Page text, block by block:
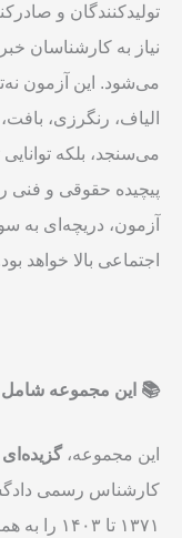
تولیدکنندگان و
نیاز به کارشناسان
می‌شود. این آزمون
الیاف، رنگرزی،
می‌سنجد، بلکه
پیچیده حقوقی و فنی
آزمون، دریچه‌ای به
اجتماعی بالا خواهد
📚 این مجموعه
این مجموعه،گزیده‌ای
کارشناس رسمی
۱۳۷۱ تا ۱۴۰۳ را به همراه